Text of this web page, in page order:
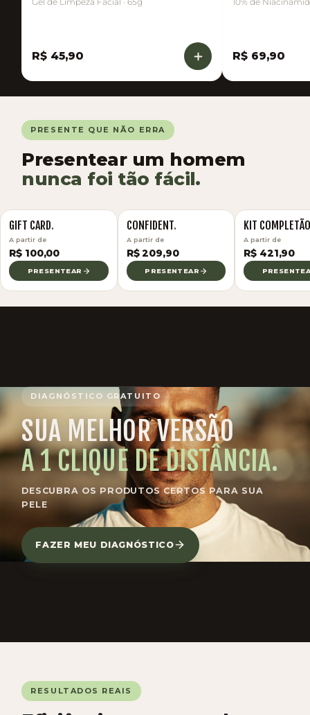
R$ 45,90 R$ 69,90
PRESENTE QUE NÃO ERRA
Presentear um homem
nunca foi tão fácil.
GIFT CARD.
A partir de
R$ 100,00
PRESENTEAR
CONFIDENT.
A partir de
R$ 209,90
PRESENTEAR
KIT
A partir de
R$ 421,90
DIAGNÓSTICO GRATUITO
SUA MELHOR VERSÃO
A 1 CLIQUE DE DISTÂNCIA.
DESCUBRA OS PRODUTOS CERTOS PARA SUA
PELE
FAZER MEU DIAGNÓSTICO
RESULTADOS REAIS